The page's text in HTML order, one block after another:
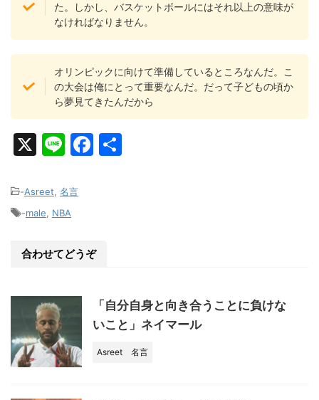
た。しかし、バスケットボールにはそれ以上の意味が
なければなりません。
オリンピックに向けて準備しているところなんだ。こ
の大会は俺にとって重要なんだ。だって子どもの頃か
ら夢見てきたんだから
X
Li
e
F
o
k
-Asreet, 名言
-male, NBA
合わせてどうぞ
「自分自身と向き合うことに負けな
いこと」ネイマール
Asreet 名言